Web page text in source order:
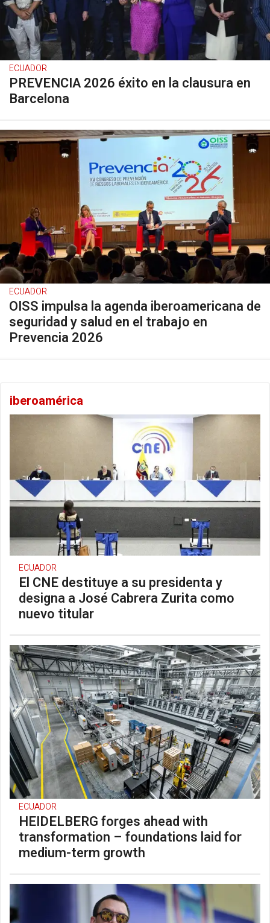
ECUADOR
PREVENCIA 2026 éxito en la clausura en
Barcelona
ECUADOR
OISS impulsa la agenda iberoamericana de
seguridad y salud en el trabajo en
Prevencia 2026
iberoamérica
ECUADOR
El CNE destituye a su presidenta y
designa a José Cabrera Zurita como
nuevo titular
ECUADOR
HEIDELBERG forges ahead with
transformation – foundations laid for
medium-term growth